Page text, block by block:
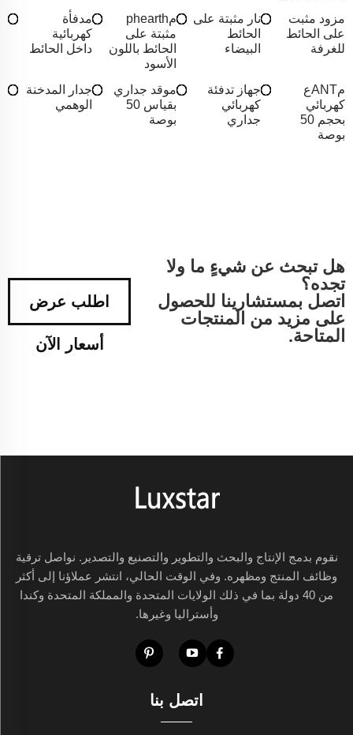
مزود مثبت
على الحائط
للغرفة
نار مثبتة على
الحائط
البيضاء
مphearth
مثبتة على
الحائط باللون
الأسود
مدفأة
كهربائية
داخل الحائط
مANTع
كهربائي
بحجم 50
بوصة
جهاز تدفئة
كهربائي
جداري
موقد جداري
بقياس 50
بوصة
جدار المدخنة
الوهمي
هل تبحث عن شيءٍ ما ولا
تجده؟
اتصل بمستشارينا للحصول
على مزيد من المنتجات
المتاحة.
اطلب عرض
أسعار الآن
نقوم بدمج الإنتاج والبحث والتطوير والتصنيع والتصدير. نواصل ترقية
وظائف المنتج ومظهره. وفي الوقت الحالي، انتشر عملاؤنا إلى أكثر
من 40 دولة بما في ذلك الولايات المتحدة والمملكة المتحدة وكندا
وأستراليا وغيرها.
اتصل بنا